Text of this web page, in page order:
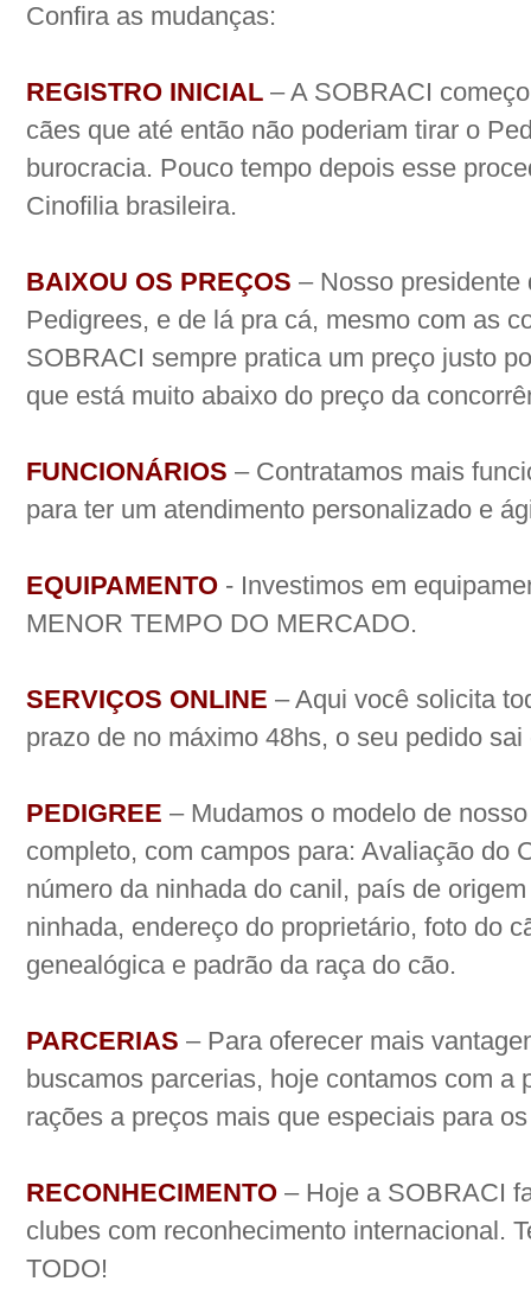
Confira as mudanças:
REGISTRO INICIAL – A SOBRACI
cães que até então não poderiam tirar o
burocracia. Pouco tempo depois esse
Cinofilia brasileira.
BAIXOU OS PREÇOS – Nosso presidente
Pedigrees, e de lá pra cá, mesmo com as
SOBRACI sempre pratica um preço justo
que está muito abaixo do preço da
FUNCIONÁRIOS – Contratamos mais
para ter um atendimento personalizado e
EQUIPAMENTO - Investimos em
MENOR TEMPO DO MERCADO.
SERVIÇOS ONLINE – Aqui você solicita
prazo de no máximo 48hs, o seu pedido
PEDIGREE – Mudamos o modelo de
completo, com campos para: Avaliação do
número da ninhada do canil, país de
ninhada, endereço do proprietário, foto do
genealógica e padrão da raça do cão.
PARCERIAS – Para oferecer mais
buscamos parcerias, hoje contamos com a
rações a preços mais que especiais para
RECONHECIMENTO – Hoje a SOBRACI
clubes com reconhecimento internacional.
TODO!